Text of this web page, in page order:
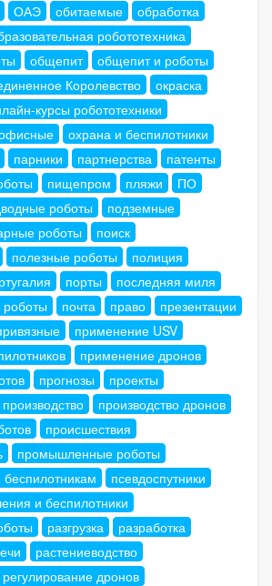
ОАЭ обитаемые
обработка
робототехника
общепит
общепит и роботы
Королевство
окраска
курсы робототехники
охрана и беспилотники
парники партнерства
патенты
пищепром пляжи
ПО
роботы
подземные
роботы
поиск
полезные роботы
полиция
порты
последняя миля
роботы
почта право
презентации
применение USV
применение дронов
прогнозы
проекты
производство
производство дронов
происшествия
промышленные роботы
беспилотникам
псевдоспутники
и беспилотники
разгрузка
разработка
растениеводство
регулирование дронов